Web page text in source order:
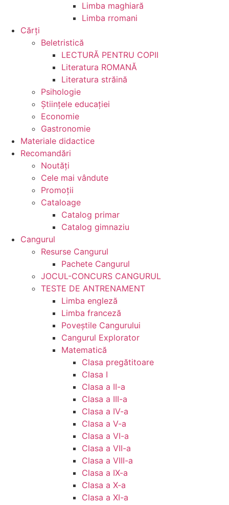
Limba maghiară
Limba rromani
Cărţi
Beletristică
LECTURĂ PENTRU COPII
Literatura ROMANĂ
Literatura străină
Psihologie
Ştiinţele educaţiei
Economie
Gastronomie
Materiale didactice
Recomandări
Noutăţi
Cele mai vândute
Promoții
Cataloage
Catalog primar
Catalog gimnaziu
Cangurul
Resurse Cangurul
Pachete Cangurul
JOCUL-CONCURS CANGURUL
TESTE DE ANTRENAMENT
Limba engleză
Limba franceză
Poveștile Cangurului
Cangurul Explorator
Matematică
Clasa pregătitoare
Clasa I
Clasa a II-a
Clasa a III-a
Clasa a IV-a
Clasa a V-a
Clasa a VI-a
Clasa a VII-a
Clasa a VIII-a
Clasa a IX-a
Clasa a X-a
Clasa a XI-a